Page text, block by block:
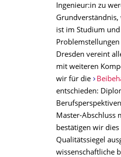
Ingenieur:in zu
Grundverständnis,
ist im Studium
Dresden vereint
mit weiteren
wir für die
entschieden:
Master-Abschluss
bestätigen wir
Qualitätssiegel
wissenschaftliche